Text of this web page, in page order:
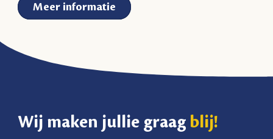
Meer informatie
Wij maken jullie graag blij!